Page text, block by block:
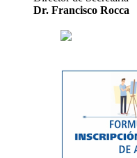
Dr. Francisco Rocca